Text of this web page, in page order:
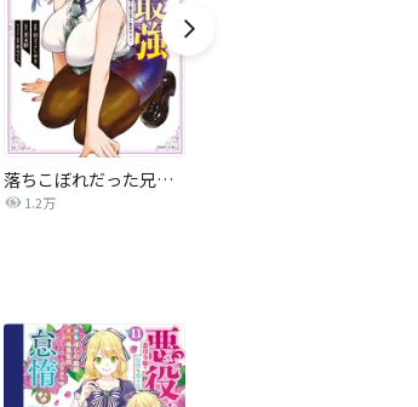
落ちこぼれだった兄が実は最強 ～史上最強の勇者は転生し、学園で無自覚に無双する～
1.2万